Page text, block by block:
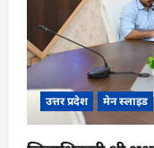
उत्तर प्रदेश मेन स्लाइड